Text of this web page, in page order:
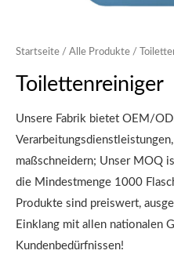
Startseite / Alle Produkte /
Toilettenreiniger
Unsere Fabrik bietet OEM/
maßschneidern; Unser MOQ
die Mindestmenge 1000
Produkte sind preiswert,
Einklang mit allen nationalen
Kundenbedürfnissen!